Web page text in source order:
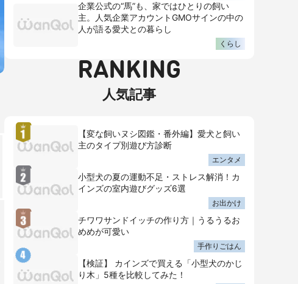
企業公式の“馬”も、家ではひとりの飼い
主。人気企業アカウントGMOサインの中の
人が語る愛犬との暮らし
くらし
RANKING
人気記事
【変な飼いヌシ図鑑・番外編】愛犬と飼い
主のタイプ別遊び方診断
エンタメ
小型犬の夏の運動不足・ストレス解消！カ
インズの室内遊びグッズ6選
お出かけ
チワワサンドイッチの作り方｜うるうるお
めめが可愛い
手作りごはん
【検証】 カインズで買える「小型犬のかじ
り木」5種を比較してみた！